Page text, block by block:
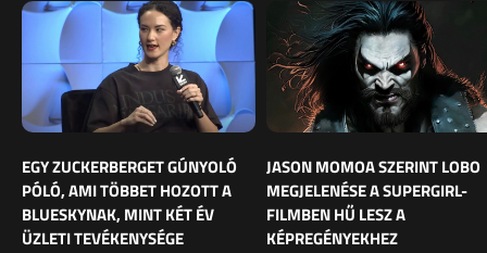
EGY ZUCKERBERGET GÚNYOLÓ
PÓLÓ, AMI TÖBBET HOZOTT A
BLUESKYNAK, MINT KÉT ÉV
ÜZLETI TEVÉKENYSÉGE
JASON MOMOA SZERINT LOBO
MEGJELENÉSE A SUPERGIRL-
FILMBEN HŰ LESZ A
KÉPREGÉNYEKHEZ